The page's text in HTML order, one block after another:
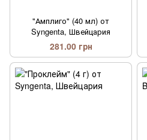
"Амплиго" (40 мл) от
Syngenta, Швейцария
281.00 грн